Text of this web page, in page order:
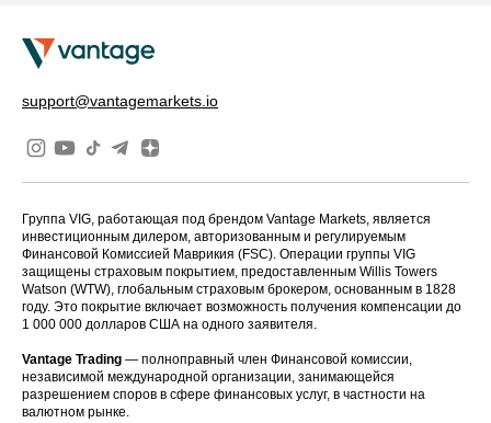
support@vantagemarkets.io
Группа VIG, работающая под брендом Vantage Markets, является
инвестиционным дилером, авторизованным и регулируемым
Финансовой Комиссией Маврикия (FSC). Операции группы VIG
защищены страховым покрытием, предоставленным Willis Towers
Watson (WTW), глобальным страховым брокером, основанным в 1828
году. Это покрытие включает возможность получения компенсации до
1 000 000 долларов США на одного заявителя.
Vantage Trading — полноправный член Финансовой комиссии,
независимой международной организации, занимающейся
разрешением споров в сфере финансовых услуг, в частности на
валютном рынке.